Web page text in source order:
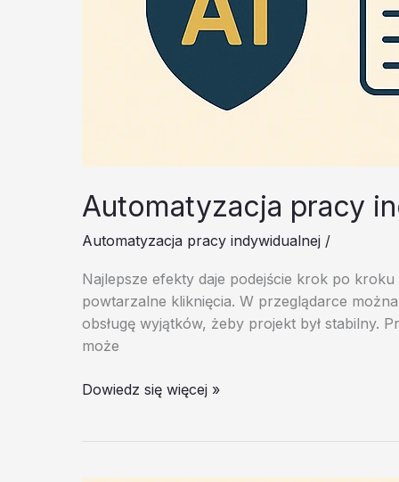
Automatyzacja pracy
Automatyzacja pracy indywidualnej /
Najlepsze efekty daje podejście krok po
powtarzalne kliknięcia. W przeglądarce
obsługę wyjątków, żeby projekt był stabilny.
może
Automatyzacja
test
Dowiedz się więcej »